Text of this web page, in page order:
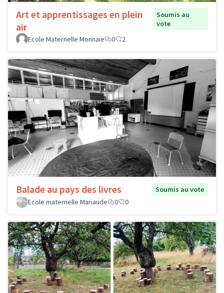
Art et apprentissages en plein
air
Soumis au
vote
Ecole Maternelle Monnaie
0 2
Balade au pays des livres
Soumis au vote
Ecole maternelle Mariaude
0 0